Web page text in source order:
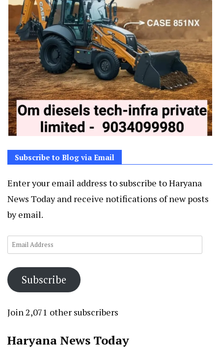
Subscribe to Blog via Email
Enter your email address to subscribe to Haryana
News Today and receive notifications of new posts
by email.
Email
Subscribe
Join 2,071 other subscribers
Haryana News Today